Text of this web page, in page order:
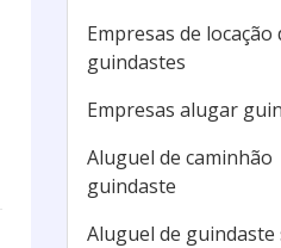
Empresas de locação
guindastes
Empresas alugar
Aluguel de caminhão
guindaste
Aluguel de guindaste